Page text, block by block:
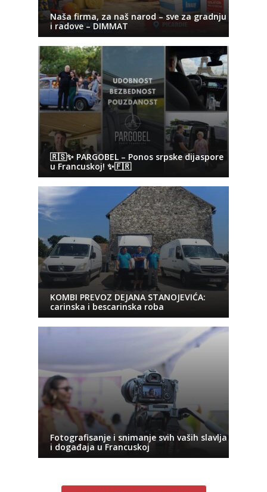
Naša firma, za naš narod – sve za gradnju
i radove – DIMMAT
🇷🇸✨ PARGOBEL – Ponos srpske dijaspore
u Francuskoj! ✨🇫🇷
KOMBI PREVOZ DEJANA STANOJEVIĆA:
carinska i bescarinska roba
Fotografisanje i snimanje svih vaših slavlja
i događaja u Francuskoj